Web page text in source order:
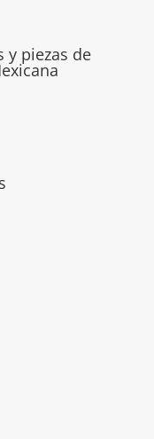
y piezas de